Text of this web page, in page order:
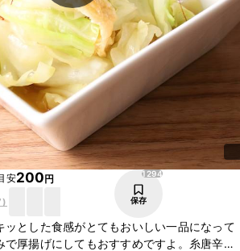
安200円
)
1294
保存
ッとした食感がとてもおいしい一品になって
で厚揚げにしてもおすすめですよ。糸唐辛子